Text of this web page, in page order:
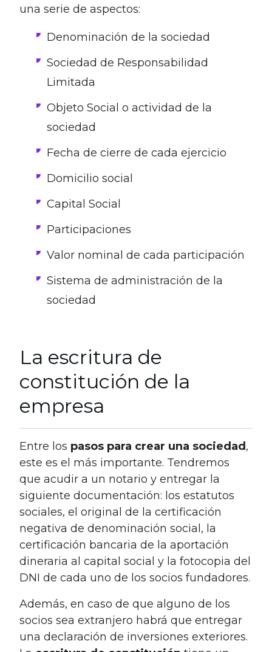
una serie de aspectos:
Denominación de la sociedad
Sociedad de Responsabilidad
Limitada
Objeto Social o actividad de la
sociedad
Fecha de cierre de cada ejercicio
Domicilio social
Capital Social
Participaciones
Valor nominal de cada participación
Sistema de administración de la
sociedad
La escritura de
constitución de la
empresa
Entre los pasos para crear una sociedad ,
este es el más importante. Tendremos
que acudir a un notario y entregar la
siguiente documentación: los estatutos
sociales, el original de la certificación
negativa de denominación social, la
certificación bancaria de la aportación
dineraria al capital social y la fotocopia del
DNI de cada uno de los socios fundadores.
Además, en caso de que alguno de los
socios sea extranjero habrá que entregar
una declaración de inversiones exteriores.